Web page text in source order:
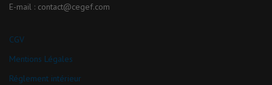
E-mail : contact@cegef.com
CGV
Mentions Légales
Réglement intérieur